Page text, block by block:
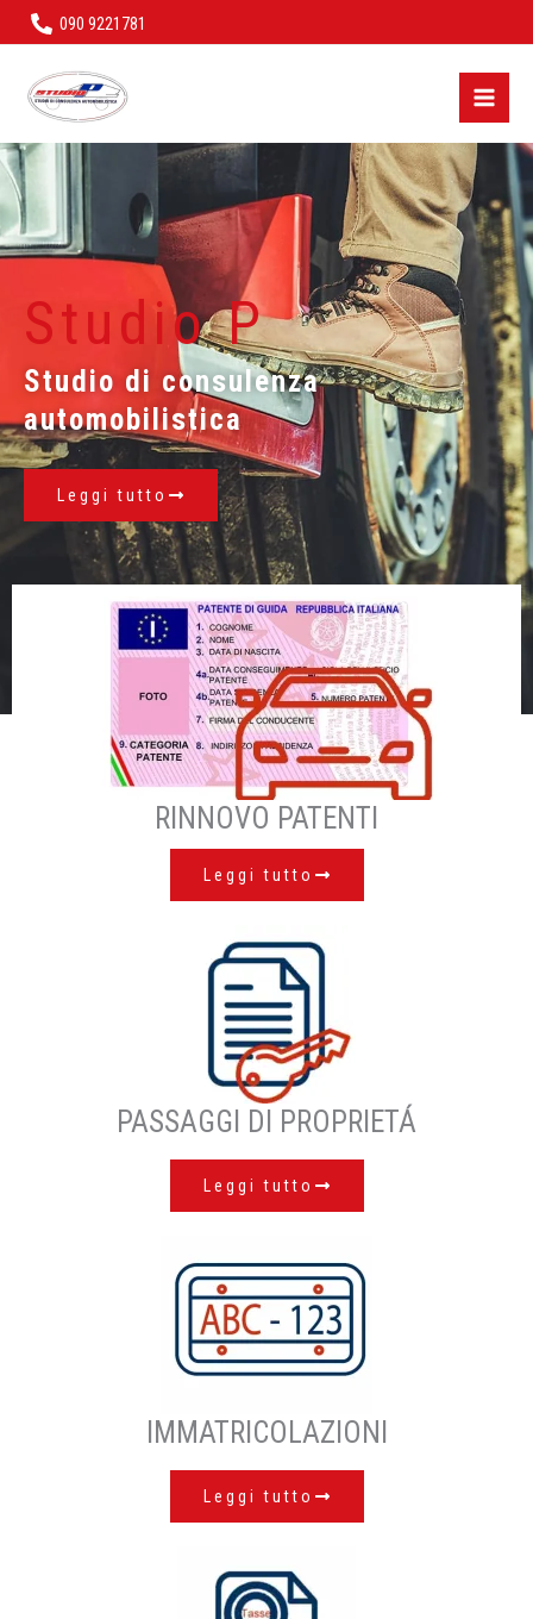
al
contenuto
090 9221781
Studio P
Studio di consulenza
automobilistica
Leggi tutto
RINNOVO PATENTI
Leggi tutto
PASSAGGI DI PROPRIETÁ
Leggi tutto
IMMATRICOLAZIONI
Leggi tutto